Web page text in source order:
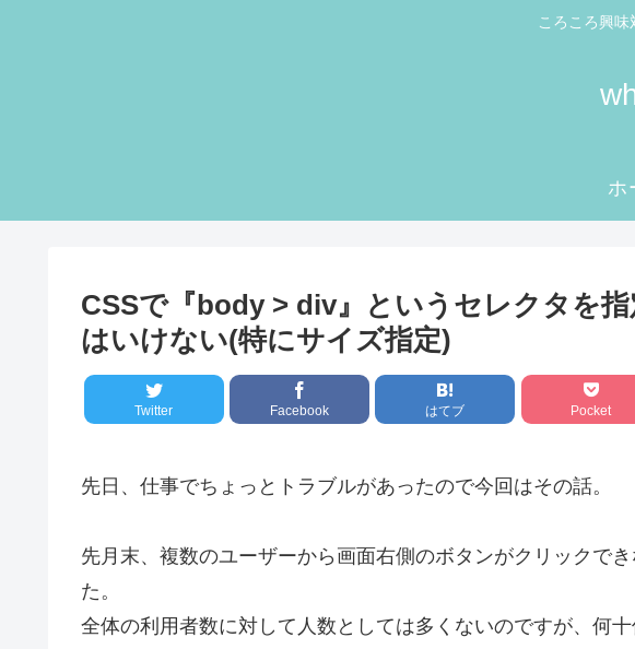
ころころ興
ホ
CSSで『body > div』というセレクタを
はいけない(特にサイズ指定)
Twitter Facebook はてブ Pocket
先日、仕事でちょっとトラブルがあったので今回はその話。
先月末、複数のユーザーから画面右側のボタンがクリックで
た。
全体の利用者数に対して人数としては多くないのですが、何